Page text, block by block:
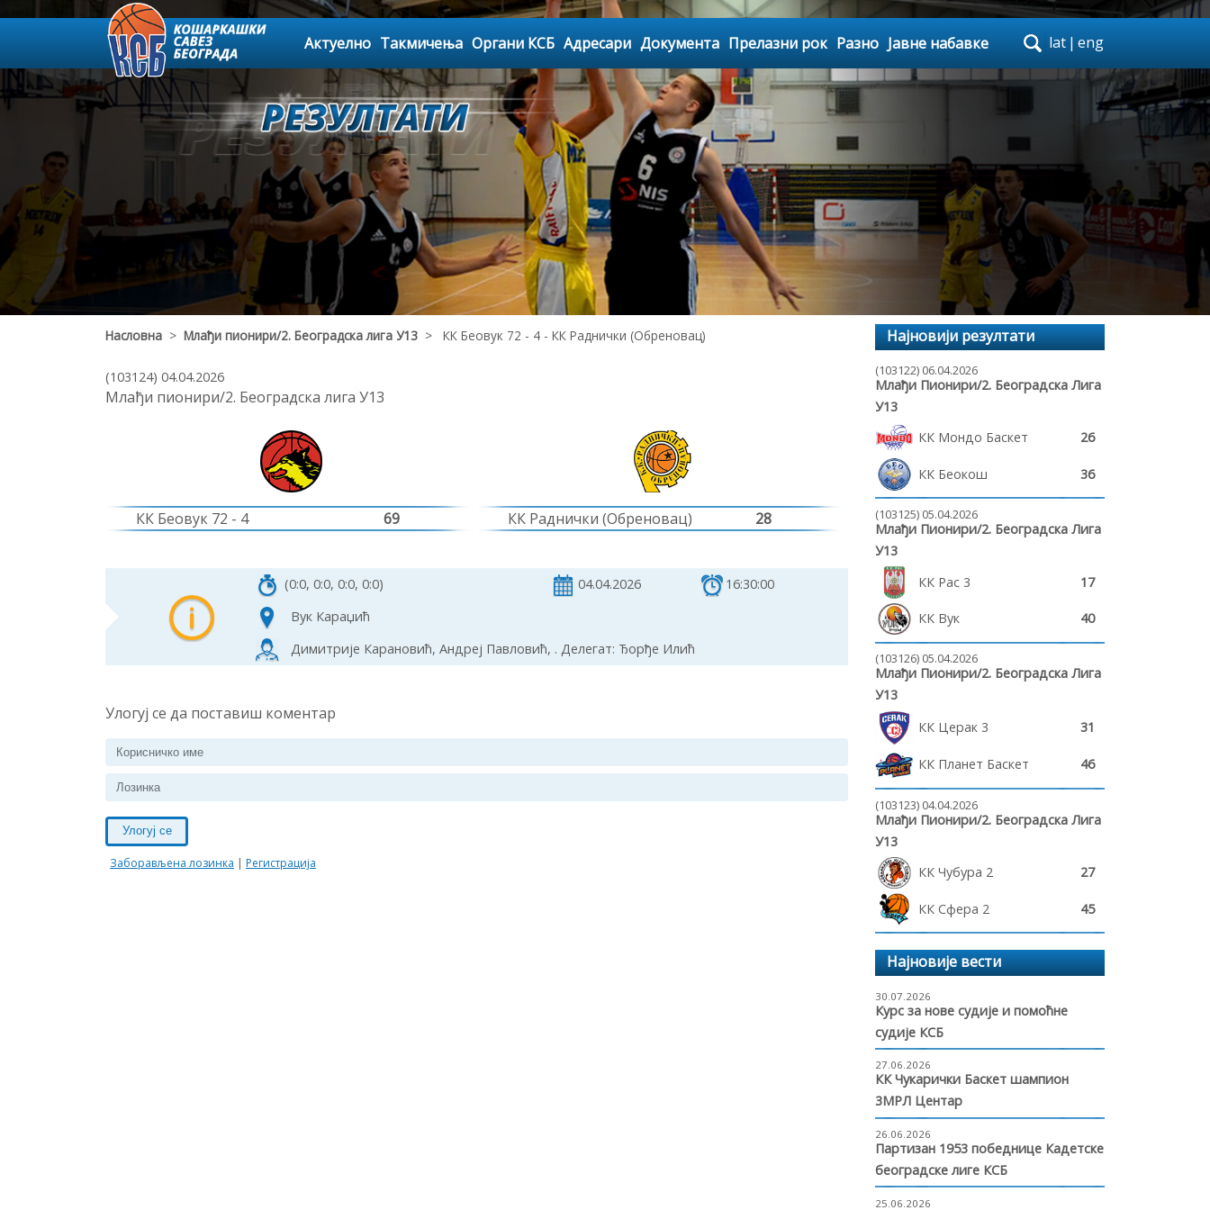
Актуелно Такмичења Органи КСБ Адресари Документа Прелазни рок Разно Јавне набавке lat | eng
Насловна > Млађи пионири/2. Београдска лига У13 > КК Беовук 72 - 4 - КК Раднички (Обреновац)
(103124) 04.04.2026
Млађи пионири/2. Београдска лига У13
КК Беовук 72 - 4 69 КК Раднички (Обреновац) 28
(0:0, 0:0, 0:0, 0:0) 04.04.2026
16:30:00
Вук Караџић
Димитрије Карановић, Андреј Павловић, . Делегат: Ђорђе Илић
Улогуј се да поставиш коментар
Улогуј се
Заборављена лозинка | Регистрација
Најновији резултати
(103122) 06.04.2026
Млађи Пионири/2. Београдска Лига
У13
КК Мондо Баскет
26
КК Беокош 36
(103125) 05.04.2026
Млађи Пионири/2. Београдска Лига
У13
КК Рас 3
17
КК Вук 40
(103126) 05.04.2026
Млађи Пионири/2. Београдска Лига
У13
КК Церак 3
31
КК Планет Баскет 46
(103123) 04.04.2026
Млађи Пионири/2. Београдска Лига
У13
КК Чубура 2
27
КК Сфера 2 45
Најновије вести
30.07.2026
Курс за нове судије и помоћне
судије КСБ
27.06.2026
КК Чукарички Баскет шампион
3МРЛ Центар
26.06.2026
Партизан 1953 победнице Кадетске
београдске лиге КСБ
25.06.2026